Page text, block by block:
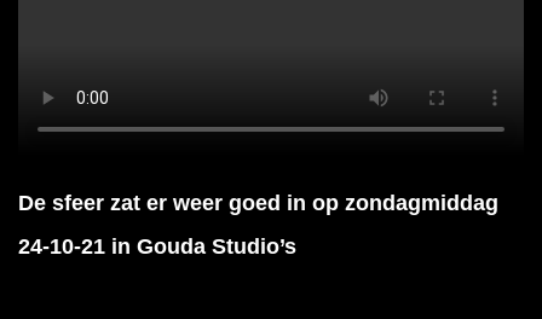
De sfeer zat er weer goed in op zondagmiddag
24-10-21 in Gouda Studio’s